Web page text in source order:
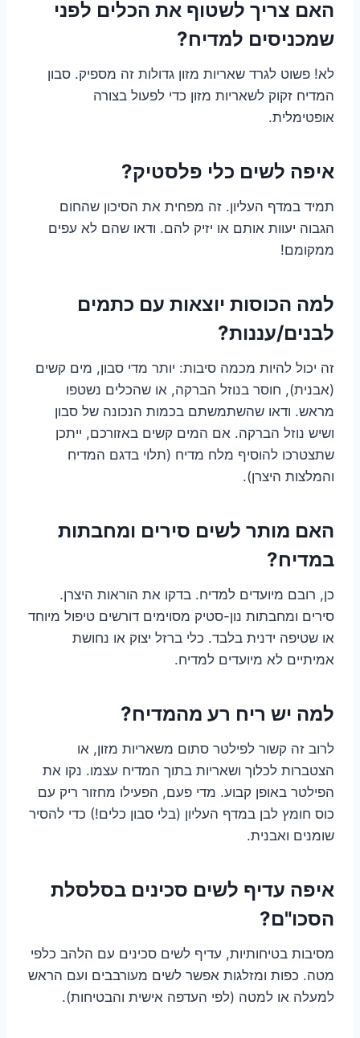
האם צריך לשטוף את הכלים לפני
שמכניסים למדיח?
לא! פשוט לגרד שאריות מזון גדולות זה מספיק. סבון
המדיח זקוק לשאריות מזון כדי לפעול בצורה
אופטימלית.
איפה לשים כלי פלסטיק?
תמיד במדף העליון. זה מפחית את הסיכון שהחום
הגבוה יעוות אותם או יזיק להם. ודאו שהם לא עפים
ממקומם!
למה הכוסות יוצאות עם כתמים
לבנים/עננות?
זה יכול להיות מכמה סיבות: יותר מדי סבון, מים קשים
(אבנית), חוסר בנוזל הברקה, או שהכלים נשטפו
מראש. ודאו שהשתמשתם בכמות הנכונה של סבון
ושיש נוזל הברקה. אם המים קשים באזורכם, ייתכן
שתצטרכו להוסיף מלח מדיח (תלוי בדגם המדיח
והמלצות היצרן).
האם מותר לשים סירים ומחבתות
במדיח?
כן, רובם מיועדים למדיח. בדקו את הוראות היצרן.
סירים ומחבתות נון-סטיק מסוימים דורשים טיפול מיוחד
או שטיפה ידנית בלבד. כלי ברזל יצוק או נחושת
אמיתיים לא מיועדים למדיח.
למה יש ריח רע מהמדיח?
לרוב זה קשור לפילטר סתום משאריות מזון, או
הצטברות לכלוך ושאריות בתוך המדיח עצמו. נקו את
הפילטר באופן קבוע. מדי פעם, הפעילו מחזור ריק עם
כוס חומץ לבן במדף העליון (בלי סבון כלים!) כדי להסיר
שומנים ואבנית.
איפה עדיף לשים סכינים בסלסלת
הסכו"ם?
מסיבות בטיחותיות, עדיף לשים סכינים עם הלהב כלפי
מטה. כפות ומזלגות אפשר לשים מעורבבים ועם הראש
למעלה או למטה (לפי העדפה אישית והבטיחות).